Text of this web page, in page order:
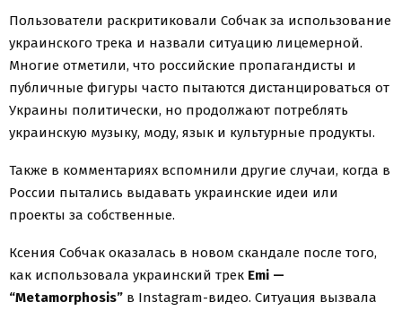
Пользователи раскритиковали Собчак за использование
украинского трека и назвали ситуацию лицемерной.
Многие отметили, что российские пропагандисты и
публичные фигуры часто пытаются дистанцироваться от
Украины политически, но продолжают потреблять
украинскую музыку, моду, язык и культурные продукты.
Также в комментариях вспомнили другие случаи, когда в
России пытались выдавать украинские идеи или
проекты за собственные.
Ксения Собчак оказалась в новом скандале после того,
как использовала украинский трек Emi —
“Metamorphosis” в Instagram-видео. Ситуация вызвала